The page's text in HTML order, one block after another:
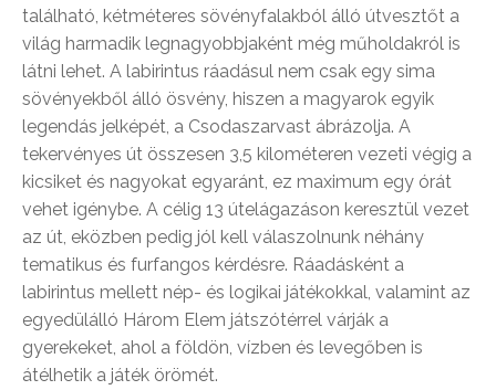
található, kétméteres sövényfalakból álló útvesztőt a
világ harmadik legnagyobbjaként még műholdakról is
látni lehet. A labirintus ráadásul nem csak egy sima
sövényekből álló ösvény, hiszen a magyarok egyik
legendás jelképét, a Csodaszarvast ábrázolja. A
tekervényes út összesen 3,5 kilométeren vezeti végig a
kicsiket és nagyokat egyaránt, ez maximum egy órát
vehet igénybe. A célig 13 útelágazáson keresztül vezet
az út, eközben pedig jól kell válaszolnunk néhány
tematikus és furfangos kérdésre. Ráadásként a
labirintus mellett nép- és logikai játékokkal, valamint az
egyedülálló Három Elem játszótérrel várják a
gyerekeket, ahol a földön, vízben és levegőben is
átélhetik a játék örömét.